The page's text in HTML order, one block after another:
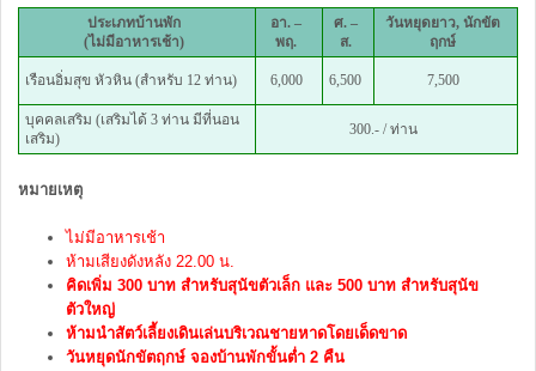
ประเภทบ้านพัก
(ไม่มีอาหารเช้า)
อา. –
พฤ.
ศ. –
ส.
วันหยุดยาว, นักขัต
ฤกษ์
เรือนอิ่มสุข หัวหิน (สำหรับ 12 ท่าน) 6,000 6,500 7,500
บุคคลเสริม (เสริมได้ 3 ท่าน มีที่นอน
เสริม)
300.- / ท่าน
หมายเหตุ
ไม่มีอาหารเช้า
ห้ามเสียงดังหลัง 22.00 น.
คิดเพิ่ม 300 บาท สำหรับสุนัขตัวเล็ก และ 500 บาท สำหรับสุนัข
ตัวใหญ่
ห้ามนำสัตว์เลี้ยงเดินเล่นบริเวณชายหาดโดยเด็ดขาด
วันหยุดนักขัตฤกษ์ จองบ้านพักขั้นต่ำ 2 คืน